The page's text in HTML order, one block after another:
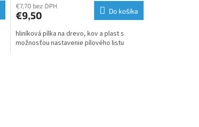
€7,70 bez DPH
€9,50 Do košíka
hliníková pílka na drevo, kov a plast s
možnosťou nastavenie pílového listu